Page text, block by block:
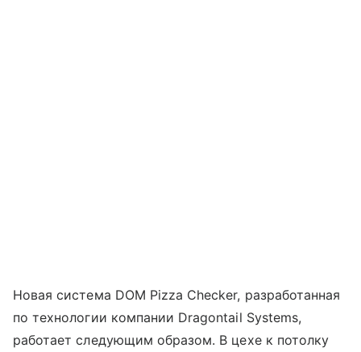
Новая система DOM Pizza Checker, разработанная
по технологии компании Dragontail Systems,
работает следующим образом. В цехе к потолку